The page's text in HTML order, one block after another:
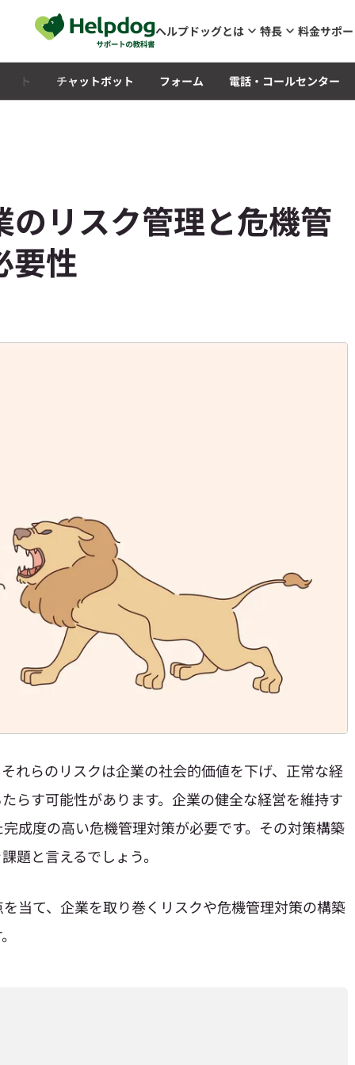
メインコンテンツへスキップ
ヘルプドッグとは 特長 料金サポ
イト チャットボット フォーム 電話・コールセンター
リスク管理と危機管
要性
れらのリスクは企業の社会的価値を下げ、正常な経
らす可能性があります。企業の健全な経営を維持す
成度の高い危機管理対策が必要です。その対策構築
題と言えるでしょう。
当て、企業を取り巻くリスクや危機管理対策の構築